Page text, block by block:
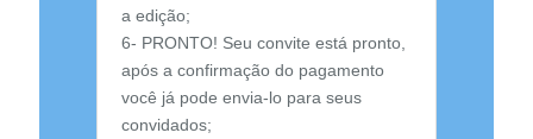
a edição;
6- PRONTO! Seu convite está pronto,
após a confirmação do pagamento
você já pode envia-lo para seus
convidados;